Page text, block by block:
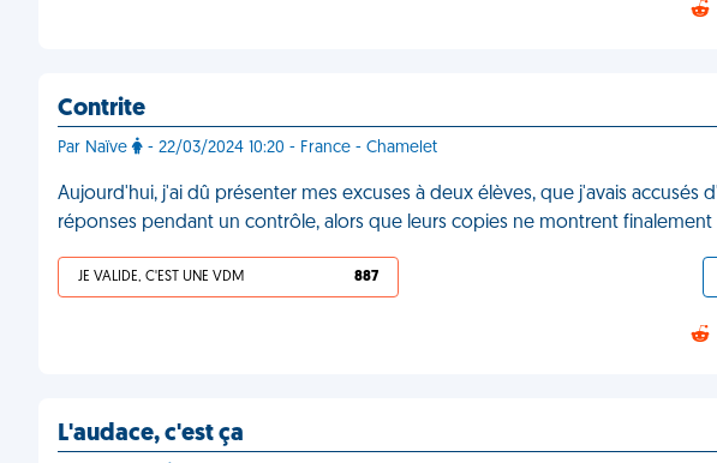
Contrite
Par Naïve - 22/03/2024 10:20 - France - Chamelet
Aujourd'hui, j'ai dû présenter mes excuses à deux élèves, que j'avais accusés
réponses pendant un contrôle, alors que leurs copies ne montrent finalement
JE VALIDE, C'EST UNE VDM 887
L'audace, c'est ça